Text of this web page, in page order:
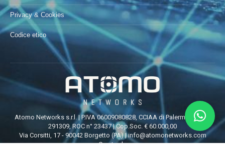
Privacy & Cookies
Codice etico
Atomo Networks s.r.l. | P.IVA 06009080828, CCIAA di Palermo REA n°
291309, ROC n° 23437 | Cop.Soc. € 60.000,00
Via Corsitti, 17 - 90042 Borgetto (PA) |info@atomonetworks.com
Creato da